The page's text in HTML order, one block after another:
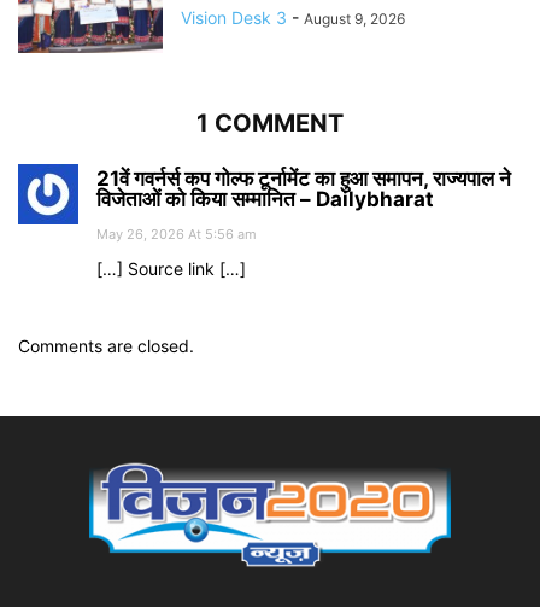
Vision Desk 3 - August 9, 2026
1 COMMENT
21वें गवर्नर्स कप गोल्फ टूर्नामेंट का हुआ समापन, राज्यपाल ने
विजेताओं को किया सम्मानित – Dailybharat
May 26, 2026 At 5:56 am
[…] Source link […]
Comments are closed.